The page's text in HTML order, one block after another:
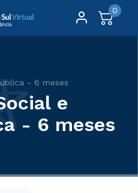
0
- 6 meses
e
- 6 meses